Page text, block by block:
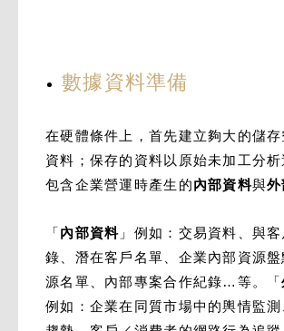
數據資料準備
在硬體條件上，首先建立夠大的儲
資料；保存的資料以原始未加工分析
包含企業營運時產生的內部資料與
「內部資料 」例如：交易資料、與
錄、潛在客戶名單、企業內部資源
源名單、內部專案合作紀錄…等。「
例如：企業在同質市場中的輿情監